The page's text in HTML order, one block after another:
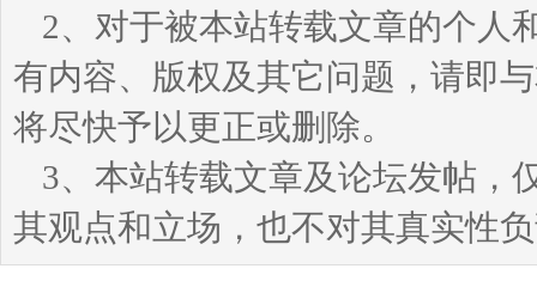
2、对于被本站转载文章的个人
有内容、版权及其它问题，请即
将尽快予以更正或删除。
3、本站转载文章及论坛发帖，
其观点和立场，也不对其真实性